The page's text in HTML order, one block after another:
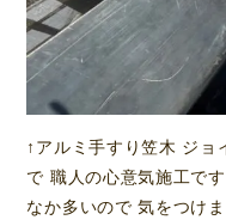
↑アルミ手すり笠木 ジョ
で 職人の心意気施工です
なか多いので 気をつけ